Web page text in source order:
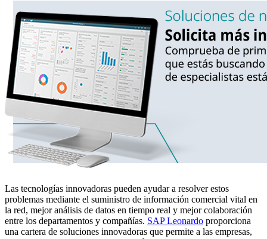
Las tecnologías innovadoras pueden ayudar a resolver estos
problemas mediante el suministro de información comercial vital en
la red, mejor análisis de datos en tiempo real y mejor colaboración
entre los departamentos y compañías. SAP Leonardo proporciona
una cartera de soluciones innovadoras que permite a las empresas,